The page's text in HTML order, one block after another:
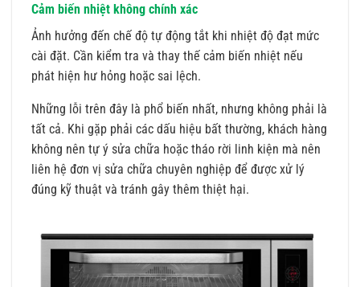
Cảm biến nhiệt không chính xác
Ảnh hưởng đến chế độ tự động tắt khi nhiệt độ đạt mức
cài đặt. Cần kiểm tra và thay thế cảm biến nhiệt nếu
phát hiện hư hỏng hoặc sai lệch.
Những lỗi trên đây là phổ biến nhất, nhưng không phải là
tất cả. Khi gặp phải các dấu hiệu bất thường, khách hàng
không nên tự ý sửa chữa hoặc tháo rời linh kiện mà nên
liên hệ đơn vị sửa chữa chuyên nghiệp để được xử lý
đúng kỹ thuật và tránh gây thêm thiệt hại.